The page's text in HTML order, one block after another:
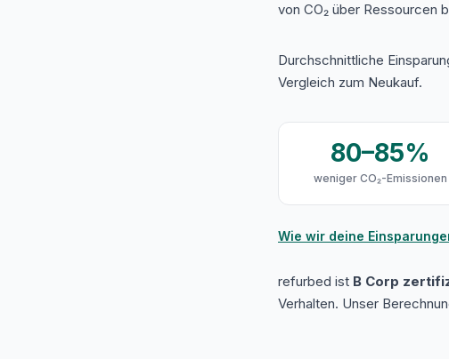
von CO₂ über Ressourcen
Durchschnittliche
Vergleich zum Neukauf.
80–85%
weniger CO₂-Emissionen
Wie wir deine
refurbed ist B Corp
Verhalten. Unser